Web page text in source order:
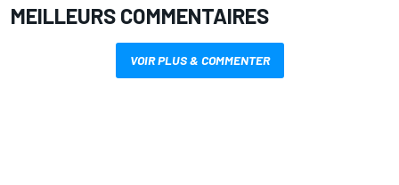
MEILLEURS COMMENTAIRES
VOIR PLUS & COMMENTER